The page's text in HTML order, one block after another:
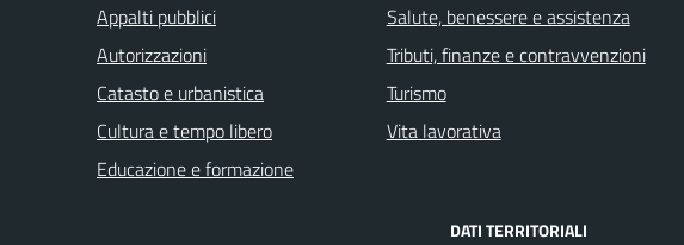
Appalti pubblici
Autorizzazioni
Catasto e urbanistica
Cultura e tempo libero
Educazione e formazione
Salute, benessere e assistenza
Tributi, finanze e contravvenzioni
Turismo
Vita lavorativa
DATI TERRITORIALI